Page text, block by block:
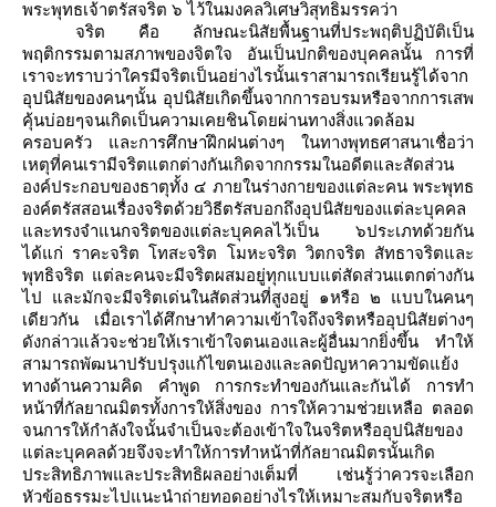
พระพุทธเจ้าตรัสจริต ๖ ไว้ในมงคลวิเศษวิสุทธิมรรคว่า
จริต คือ ลักษณะนิสัยพื้นฐานที่ประพฤติปฏิบัติเป็น
พฤติกรรมตามสภาพของจิตใจ อันเป็นปกติของบุคคลนั้น การที่
เราจะทราบว่าใครมีจริตเป็นอย่างไรนั้นเราสามารถเรียนรู้ได้จาก
อุปนิสัยของคนๆนั้น อุปนิสัยเกิดขึ้นจากการอบรมหรือจากการเสพ
คุ้นบ่อยๆจนเกิดเป็นความเคยชินโดยผ่านทางสิ่งแวดล้อม
ครอบครัว และการศึกษาฝึกฝนต่างๆ ในทางพุทธศาสนาเชื่อว่า
เหตุที่คนเรามีจริตแตกต่างกันเกิดจากกรรมในอดีตและสัดส่วน
องค์ประกอบของธาตุทั้ง ๔ ภายในร่างกายของแต่ละคน พระพุทธ
องค์ตรัสสอนเรื่องจริตด้วยวิธีตรัสบอกถึงอุปนิสัยของแต่ละบุคคล
ละทรงจำแนกจริตของแต่ละบุคคลไว้เป็น ๖ประเภทด้วยกัน
ได้แก่ ราคะจริต โทสะจริต โมหะจริต วิตกจริต สัทธาจริตและ
พุทธิจริต แต่ละคนจะมีจริตผสมอยู่ทุกแบบแต่สัดส่วนแตกต่างกัน
ไป และมักจะมีจริตเด่นในสัดส่วนที่สูงอยู่ ๑หรือ ๒ แบบในคนๆ
เดียวกัน เมื่อเราได้ศึกษาทำความเข้าใจถึงจริตหรืออุปนิสัยต่างๆ
ดังกล่าวแล้วจะช่วยให้เราเข้าใจตนเองและผู้อื่นมากยิ่งขึ้น ทำให้
สามารถพัฒนาปรับปรุงแก้ไขตนเองและลดปัญหาความขัดแย้ง
ทางด้านความคิด คำพูด การกระทำของกันและกันได้ การทำ
หน้าที่กัลยาณมิตรทั้งการให้สิ่งของ การให้ความช่วยเหลือ ตลอด
จนการให้กำลังใจนั้นจำเป็นจะต้องเข้าใจในจริตหรืออุปนิสัยของ
ต่ละบุคคลด้วยจึงจะทำให้การทำหน้าที่กัลยาณมิตรนั้นเกิด
ประสิทธิภาพและประสิทธิผลอย่างเต็มที่ เช่นรู้ว่าควรจะเลือก
หัวข้อธรรมะไปแนะนำถ่ายทอดอย่างไรให้เหมาะสมกับจริตหรือ